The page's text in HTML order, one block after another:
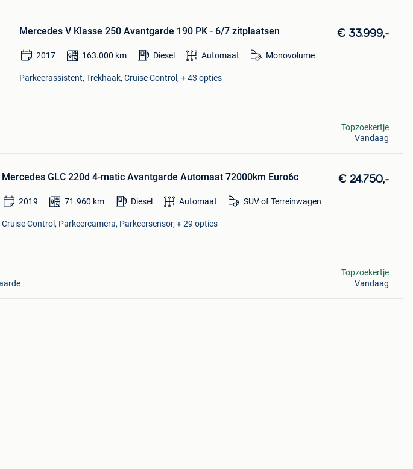
Mercedes V Klasse 250 Avantgarde 190 PK - 6/7 zitplaatsen € 33.999,-
2017 163.000 km Diesel Automaat Monovolume
Parkeerassistent, Trekhaak, Cruise Control, + 43 opties
Topzoekertje
Vandaag
Mercedes GLC 220d 4-matic Avantgarde Automaat 72000km Euro6c € 24.750,-
2019 71.960 km Diesel Automaat SUV of Terreinwagen
Cruise Control, Parkeercamera, Parkeersensor, + 29 opties
Topzoekertje
Vandaag